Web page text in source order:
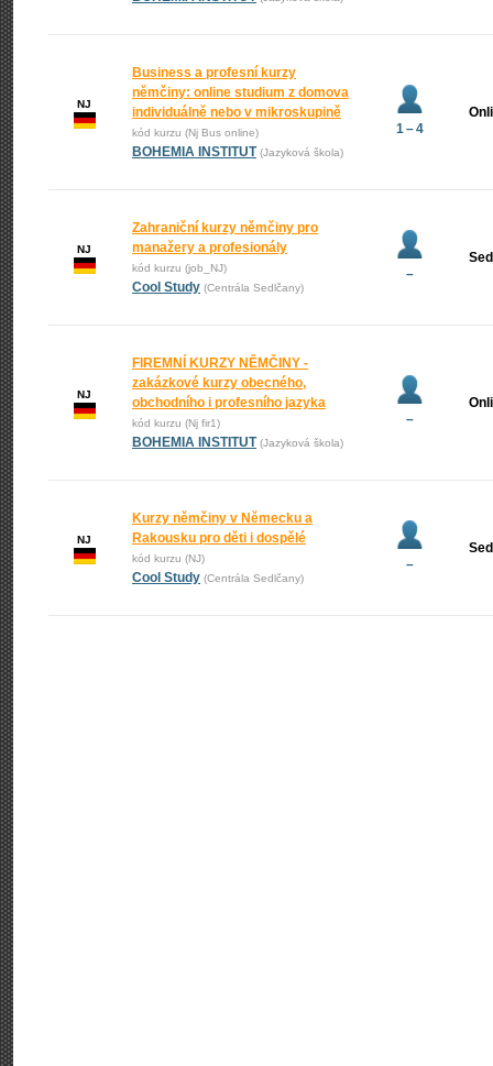
NJ
Business a profesní kurzy
němčiny: online studium z domova
individuálně nebo v mikroskupině
kód kurzu (Nj Bus online)
BOHEMIA INSTITUT (Jazyková škola)
1 – 4
NJ
Zahraniční kurzy němčiny pro
manažery a profesionály
kód kurzu (job_NJ)
Cool Study (Centrála Sedlčany)
–
NJ
FIREMNÍ KURZY NĚMČINY -
zakázkové kurzy obecného,
obchodního i profesního jazyka
kód kurzu (Nj fir1)
BOHEMIA INSTITUT (Jazyková škola)
–
NJ
Kurzy němčiny v Německu a
Rakousku pro děti i dospělé
kód kurzu (NJ)
Cool Study (Centrála Sedlčany)
–